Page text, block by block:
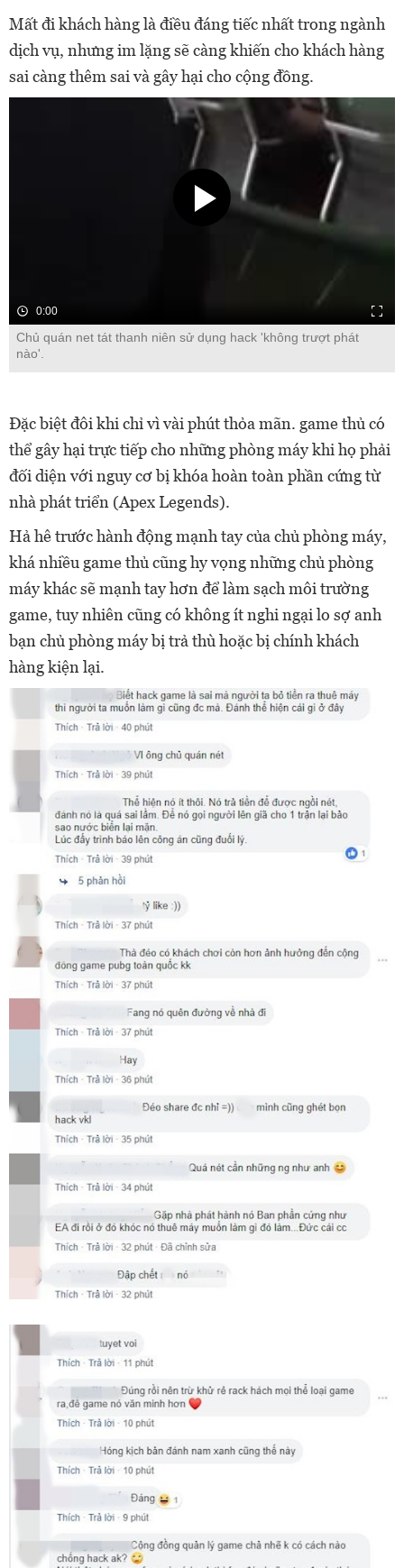
Mất đi khách hàng là điều đáng tiếc nhất trong ngành
dịch vụ, nhưng im lặng sẽ càng khiến cho khách hàng
sai càng thêm sai và gây hại cho cộng đồng.
0:00
Chủ quán net tát thanh niên sử dụng hack 'không trượt phát
nào'.
Đặc biệt đôi khi chỉ vì vài phút thỏa mãn. game thủ có
thể gây hại trực tiếp cho những phòng máy khi họ phải
đối diện với nguy cơ bị khóa hoàn toàn phần cứng từ
nhà phát triển (Apex Legends).
Hả hê trước hành động mạnh tay của chủ phòng máy,
khá nhiều game thủ cũng hy vọng những chủ phòng
máy khác sẽ mạnh tay hơn để làm sạch môi trường
game, tuy nhiên cũng có không ít nghi ngại lo sợ anh
bạn chủ phòng máy bị trả thù hoặc bị chính khách
hàng kiện lại.